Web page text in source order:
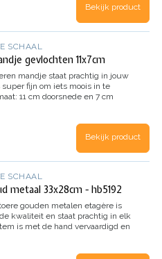
Bekijk product
SCHAAL
gevlochten 11x7cm
mandje staat prachtig in jouw
fijn om iets moois in te
11 cm doorsnede en 7 cm
Bekijk product
SCHAAL
metaal 33x28cm - hb5192
gouden metalen etagère is
kwaliteit en staat prachtig in elk
is met de hand vervaardigd en